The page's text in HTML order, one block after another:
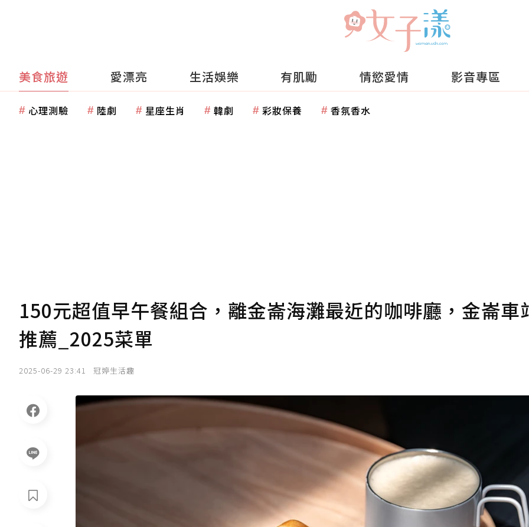
美食旅遊 愛漂亮 生活娛樂 有肌勵 情慾愛情 影音專區
心理測驗 陸劇 星座生肖 韓劇 彩妝保養 香氛香水
150元超值早午餐組合，離金崙海灘最近的咖啡廳，金崙車
推薦_2025菜單
2025-06-29 23:41 冠婷生活趣